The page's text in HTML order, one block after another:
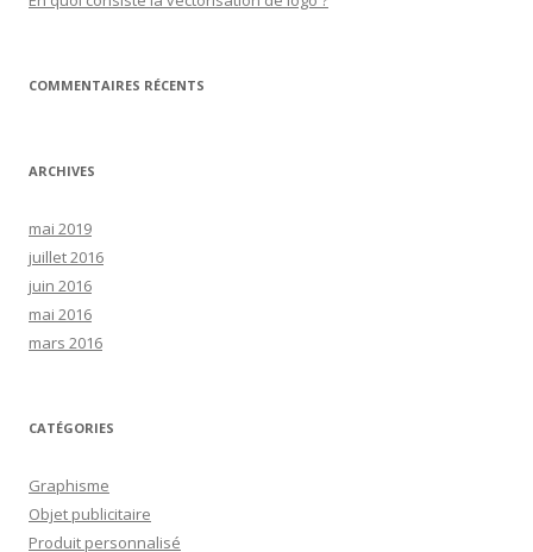
COMMENTAIRES RÉCENTS
ARCHIVES
mai 2019
juillet 2016
juin 2016
mai 2016
mars 2016
CATÉGORIES
Graphisme
Objet publicitaire
Produit personnalisé